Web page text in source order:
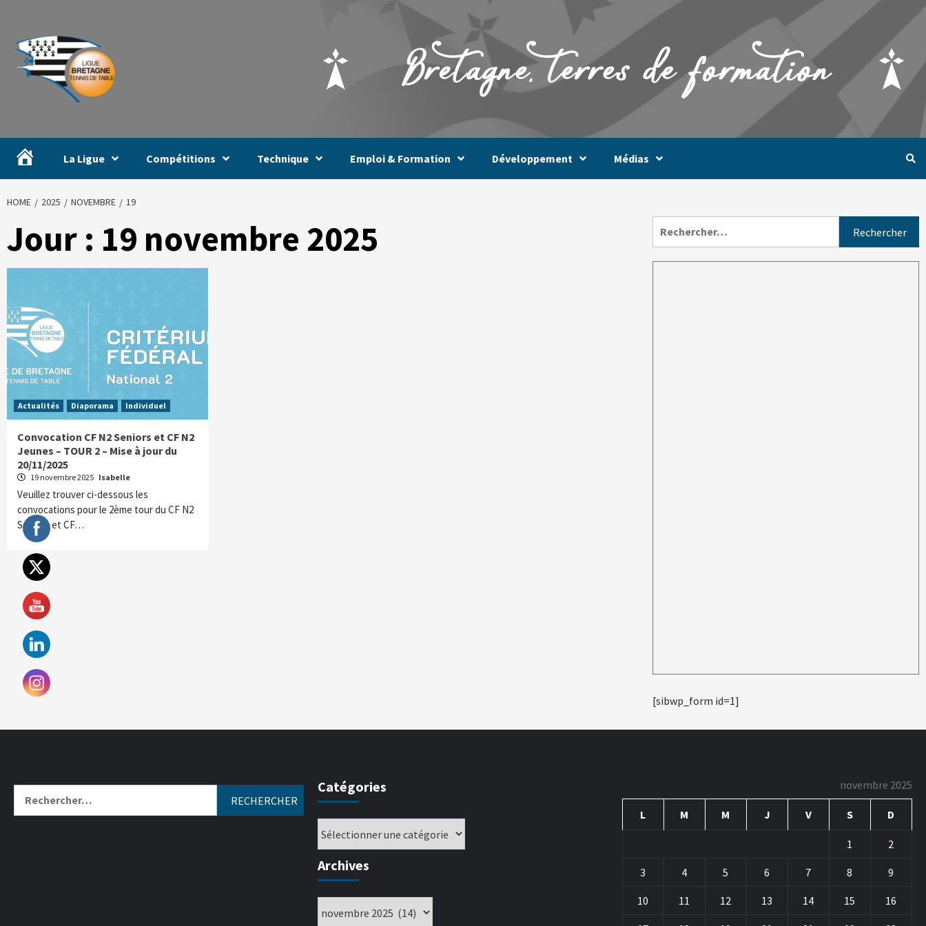
La Ligue Compétitions Technique Emploi & Formation Développement Médias
HOME 2025 NOVEMBRE 19
Jour : 19 novembre 2025
Actualités Diaporama Individuel
Convocation CF N2 Seniors et CF N2
Jeunes – TOUR 2 – Mise à jour du
20/11/2025
19 novembre 2025 Isabelle
Veuillez trouver ci-dessous les
convocations pour le 2ème tour du CF N2
Seniors et CF…
[sibwp_form id=1]
Catégories
Archives
novembre 2025
L M M J V S D
1 2
3 4 5 6 7 8 9
10 11 12 13 14 15 16